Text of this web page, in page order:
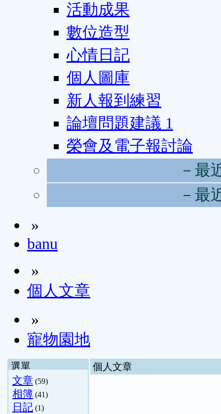
活動成果
數位造型
心情日記
個人圖庫
新人報到練習
論壇問題建議 1
榮會及電子報討論
－最
－最
»
banu
»
個人文章
»
寵物園地
選單
文章 (59)
相簿 (41)
日記 (1)
個人文章